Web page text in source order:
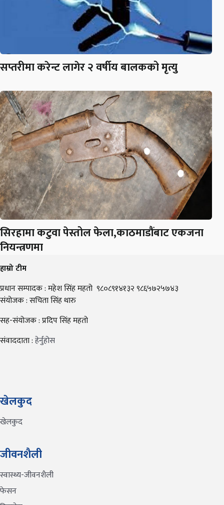
सप्तरीमा करेन्ट लागेर २ वर्षीय बालकको मृत्यु
सिरहामा कटुवा पेस्तोल फेला,काठमाडौंबाट एकजना
नियन्त्रणमा
हाम्रो टीम
प्रधान सम्पादक : महेश सिंह महतो ९८०८९१४१३२ ९८६५७२५७४३
संयोजक : सचिता सिंह थारु
सह-संयोजक : प्रदिप सिंह महतो
संवाददाता :हेर्नुहोस
खेलकुद
खेलकुद
जीवनशैली
स्वास्थ्य-जीवनशैली
फेसन